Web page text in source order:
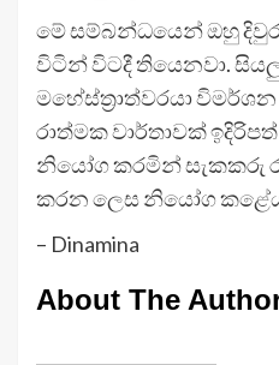
මේ සම්බ­න්ධ­යෙන් ඔහු
විටින් විටදී තියෙ­නවා.
මහේ­ස්ත්‍රා­ත්ව­රයා
රා­ත්මක වාර්තා­වක්
නියෝග කර­මින් සැක­කරු
කරන ලෙස නියෝග
– Dinamina
About The